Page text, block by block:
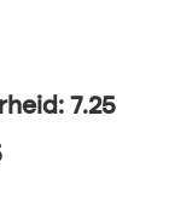
7.25